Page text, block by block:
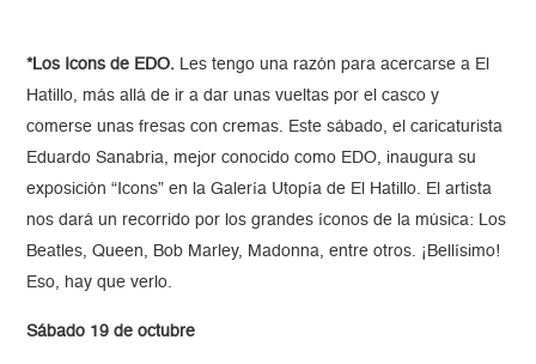
*Los Icons de EDO.
Les tengo una razón para acercarse a El
Hatillo, más allá de ir a dar unas vueltas por el casco y
comerse unas fresas con cremas. Este sábado, el caricaturista
Eduardo Sanabria, mejor conocido como EDO, inaugura su
exposición “Icons” en la Galería Utopía de El Hatillo. El artista
nos dará un recorrido por los grandes íconos de la música: Los
Beatles, Queen, Bob Marley, Madonna, entre otros. ¡Bellísimo!
Eso, hay que verlo.
Sábado 19 de octubre